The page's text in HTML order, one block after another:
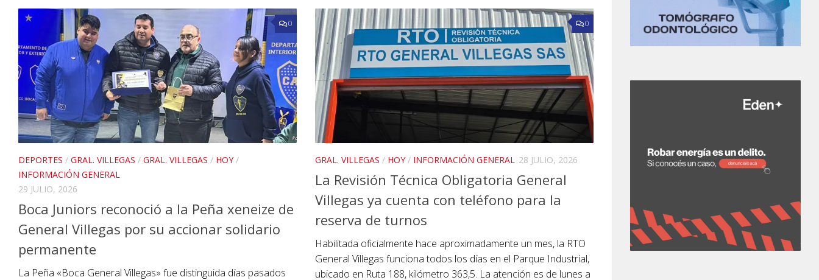
0
DEPORTES / GRAL. VILLEGAS / GRAL. VILLEGAS / HOY /
INFORMACIÓN GENERAL
29 JULIO, 2026
Boca Juniors reconoció a la Peña xeneize de
General Villegas por su accionar solidario
permanente
La Peña «Boca General Villegas» fue distinguida días pasados
0
GRAL. VILLEGAS / HOY / INFORMACIÓN GENERAL 28 JULIO, 2026
La Revisión Técnica Obligatoria General
Villegas ya cuenta con teléfono para la
reserva de turnos
Habilitada oficialmente hace aproximadamente un mes, la RTO
General Villegas funciona todos los días en el Parque Industrial,
ubicado en Ruta 188, kilómetro 363,5. La atención es de lunes a